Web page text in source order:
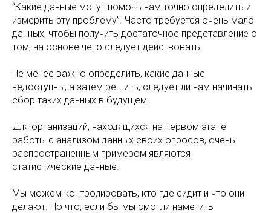
“Какие данные могут помочь нам точно определить и
измерить эту проблему”. Часто требуется очень мало
данных, чтобы получить достаточное представление о
том, на основе чего следует действовать.
Не менее важно определить, какие данные
недоступны, а затем решить, следует ли нам начинать
сбор таких данных в будущем.
Для организаций, находящихся на первом этапе
работы с анализом данных своих опросов, очень
распространенным примером являются
статистические данные.
Мы можем контролировать, кто где сидит и что они
делают. Но что, если бы мы смогли наметить